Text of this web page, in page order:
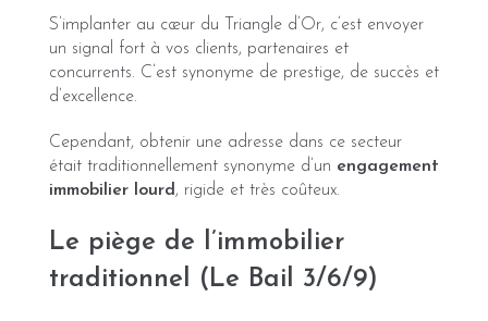
S’implanter au cœur du Triangle d’Or, c’est envoyer
un signal fort à vos clients, partenaires et
concurrents. C’est synonyme de prestige, de succès et
d’excellence.
Cependant, obtenir une adresse dans ce secteur
était traditionnellement synonyme d’un engagement
immobilier lourd , rigide et très coûteux.
Le piège de l’immobilier
traditionnel (Le Bail 3/6/9)